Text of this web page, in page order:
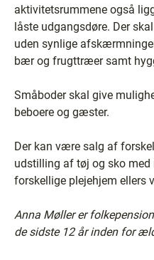
aktivitetsrummene også
låste udgangsdøre. Der
uden synlige
bær og frugttræer samt
Småboder skal give
beboere og gæster.
Der kan være salg af
udstilling af tøj og sko
forskellige plejehjem ellers
Anna Møller er
de sidste 12 år inden for